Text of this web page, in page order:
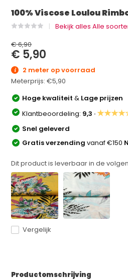
100% Viscose Loulou
Bekijk alles Alle
€ 6,90
€ 5,90
2 meter op voorraad
Meterprijs:€5,90
Hoge kwaliteit& Lage prijzen
Klantbeoordeling: 9,3 ·
Snel geleverd
Gratis verzendingvanaf €150
Dit product is leverbaar in de
Vergelijk
Productomschrijving